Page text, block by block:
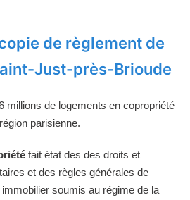
de règlement de
Just-près-Brioude
millions de logements en copropriété
parisienne.
fait état des des droits et
et des règles générales de
soumis au régime de la